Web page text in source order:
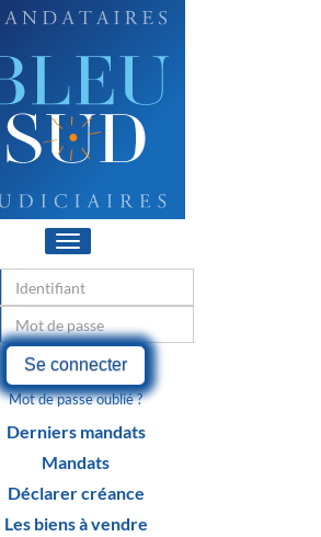
Toggle
navigation
Se connecter
Mot de passe oublié ?
Derniers mandats
Mandats
Déclarer créance
Les biens à vendre